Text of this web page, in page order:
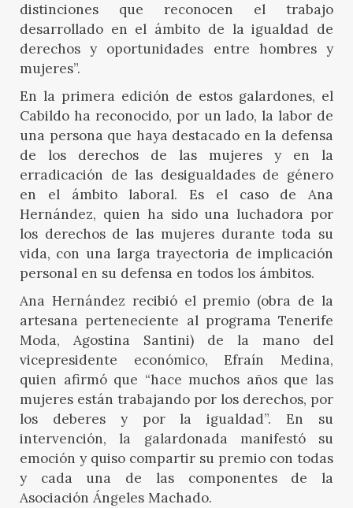
distinciones que reconocen el trabajo
desarrollado en el ámbito de la igualdad de
derechos y oportunidades entre hombres y
mujeres”.
En la primera edición de estos galardones, el
Cabildo ha reconocido, por un lado, la labor de
una persona que haya destacado en la defensa
de los derechos de las mujeres y en la
erradicación de las desigualdades de género
en el ámbito laboral. Es el caso de Ana
Hernández, quien ha sido una luchadora por
los derechos de las mujeres durante toda su
vida, con una larga trayectoria de implicación
personal en su defensa en todos los ámbitos.
Ana Hernández recibió el premio (obra de la
artesana perteneciente al programa Tenerife
Moda, Agostina Santini) de la mano del
vicepresidente económico, Efraín Medina,
quien afirmó que “hace muchos años que las
mujeres están trabajando por los derechos, por
los deberes y por la igualdad”. En su
intervención, la galardonada manifestó su
emoción y quiso compartir su premio con todas
y cada una de las componentes de la
Asociación Ángeles Machado.